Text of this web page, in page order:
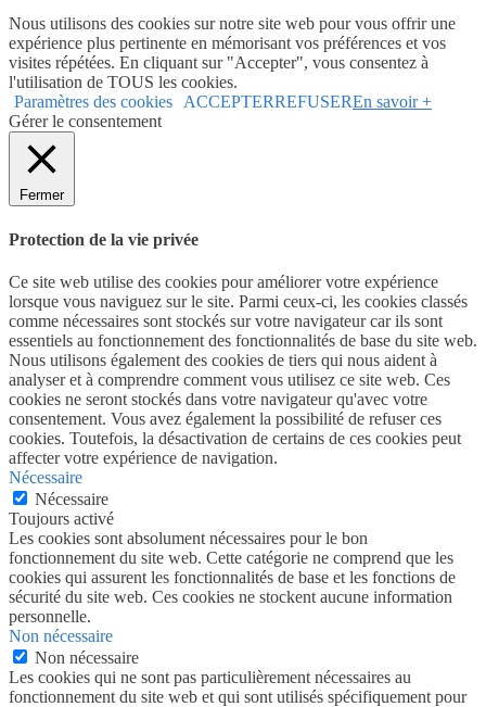
Nous utilisons des cookies sur notre site web pour vous offrir une
expérience plus pertinente en mémorisant vos préférences et vos
visites répétées. En cliquant sur "Accepter", vous consentez à
l'utilisation de TOUS les cookies.
Paramètres des cookies ACCEPTERREFUSEREn savoir +
Gérer le consentement
Fermer
Protection de la vie privée
Ce site web utilise des cookies pour améliorer votre expérience
lorsque vous naviguez sur le site. Parmi ceux-ci, les cookies classés
comme nécessaires sont stockés sur votre navigateur car ils sont
essentiels au fonctionnement des fonctionnalités de base du site web.
Nous utilisons également des cookies de tiers qui nous aident à
analyser et à comprendre comment vous utilisez ce site web. Ces
cookies ne seront stockés dans votre navigateur qu'avec votre
consentement. Vous avez également la possibilité de refuser ces
cookies. Toutefois, la désactivation de certains de ces cookies peut
affecter votre expérience de navigation.
Nécessaire
Nécessaire
Toujours activé
Les cookies sont absolument nécessaires pour le bon
fonctionnement du site web. Cette catégorie ne comprend que les
cookies qui assurent les fonctionnalités de base et les fonctions de
sécurité du site web. Ces cookies ne stockent aucune information
personnelle.
Non nécessaire
Non nécessaire
Les cookies qui ne sont pas particulièrement nécessaires au
fonctionnement du site web et qui sont utilisés spécifiquement pour